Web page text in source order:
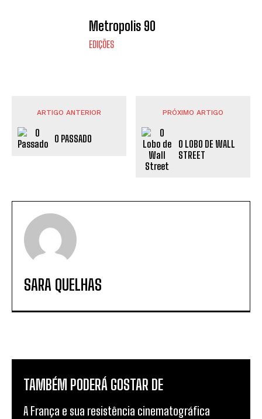
Metropolis 90
EDIÇÕES
ARTIGO ANTERIOR
O PASSADO
PRÓXIMO ARTIGO
O LOBO DE WALL
STREET
SARA QUELHAS
TAMBÉM PODERÁ GOSTAR DE
A França e sua resistência cinematográfica